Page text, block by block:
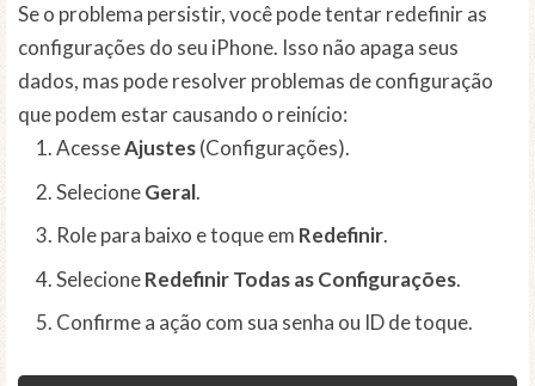
Se o problema persistir, você pode tentar redefinir as
configurações do seu iPhone. Isso não apaga seus
dados, mas pode resolver problemas de configuração
que podem estar causando o reinício:
AcesseAjustes(Configurações).
SelecioneGeral.
Role para baixo e toque em Redefinir.
SelecioneRedefinir Todas as Configurações.
Confirme a ação com sua senha ou ID de toque.